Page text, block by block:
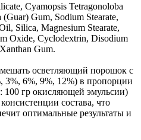
Cyamopsis Tetragonoloba
Gum, Sodium Stearate,
Silica, Magnesium Stearate,
Oxide, Cyclodextrin, Disodium
Gum.
осветляющий порошок с
3%, 6%, 9%, 12%) в пропорции
100 гр окисляющей эмульсии)
состава, что
оптимальные результаты и